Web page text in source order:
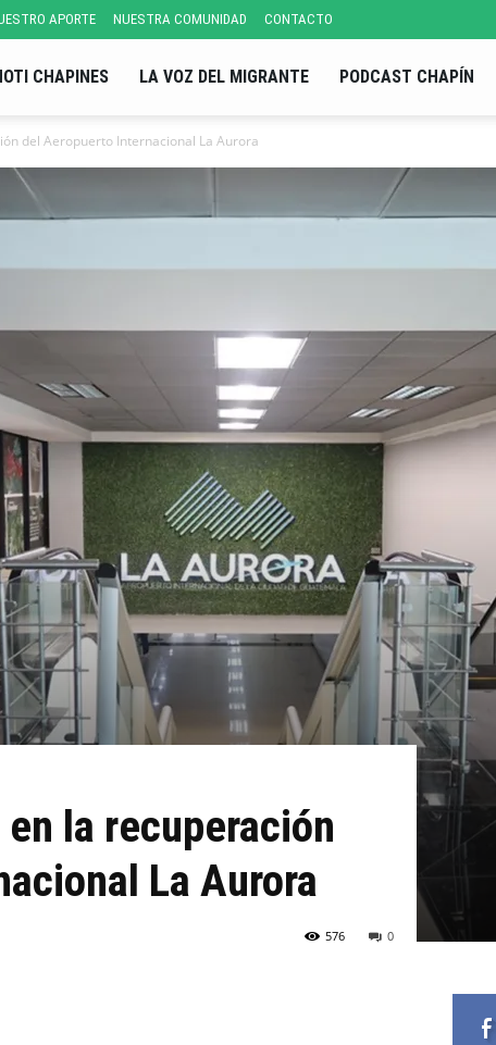
APORTE NUESTRA COMUNIDAD CONTACTO
CHAPINES LA VOZ DEL MIGRANTE PODCAST CHAPÍN
del Aeropuerto Internacional La Aurora
la recuperación
La Aurora
0
576